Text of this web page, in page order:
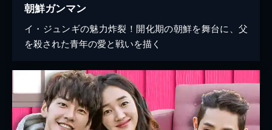
朝鮮ガンマン
イ・ジュンギの魅力炸裂！開化期の朝鮮を舞台に、父
を殺された青年の愛と戦いを描く